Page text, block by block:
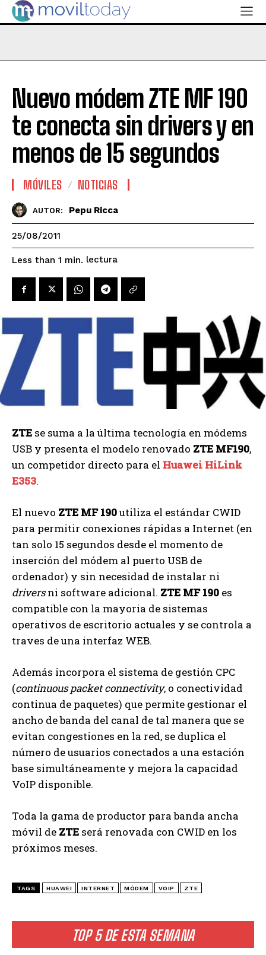
TOP 5 DE ESTA SEMANA
Nuevo módem ZTE MF 190
te conecta sin drivers y en
menos de 15 segundos
MÓVILES NOTICIAS
AUTOR: Pepu Ricca
25/08/2011
Less than 1 min. lectura
ZTE se suma a la última tecnología en módems
USB y presenta el modelo renovado ZTE MF190,
un competidor directo para el Huawei HiLink
E353.
El nuevo ZTE MF 190utiliza el estándar CWID
para permitir conexiones rápidas a Internet (en
tan solo 15 segundos desde el momento de
inserción del módem al puerto USB de
ordenador) y sin necesidad de instalar ni
driversni software adicional. ZTE MF 190 es
compatible con la mayoria de sistemas
operativos de escritorio actuales y se controla a
traves de una interfaz WEB.
Además incorpora el sistema de gestión CPC
(continuous packet connectivity, o conectividad
continua de paquetes) que permite gestionar el
ancho de banda del canal de tal manera que se
evitan congestiones en la red, se duplica el
número de usuarios conectados a una estación
base simultáneamente y mejora la capacidad
VoIP disponible.
Toda la gama de productor para banda ancha
móvil de ZTE será renovada con CWID en los
próximos meses.
TAGS HUAWEI INTERNET MÓDEM VOIP ZTE